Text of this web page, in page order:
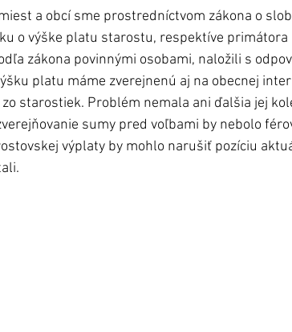
a obcí sme prostredníctvom zákona o
o výške platu starostu, respektíve
zákona povinnými osobami, naložili s
platu máme zverejnenú aj na obecnej
starostiek. Problém nemala ani ďalšia jej
sumy pred voľbami by nebolo
výplaty by mohlo narušiť pozíciu